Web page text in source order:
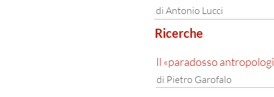
di Antonio Lucci
Ricerche
Il «paradosso
di Pietro Garofalo